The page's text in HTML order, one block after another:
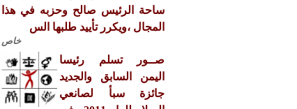
ساحة الرئيس صالح وحزبه في هذا
المجال ،ويكرر تأييد طلبها الس
خاص
صــور تسلم رئيسا
اليمن السابق والجديد
جائزة سبأ لصانعي